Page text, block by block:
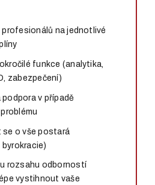
profesionálů na jednotlivé
funkce (analytika,
zabezpečení)
v případě
o vše postará
rozsahu odborností
vystihnout vaše